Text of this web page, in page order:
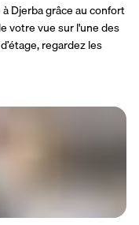
Djerba grâce au confort
votre vue sur l'une des
regardez les